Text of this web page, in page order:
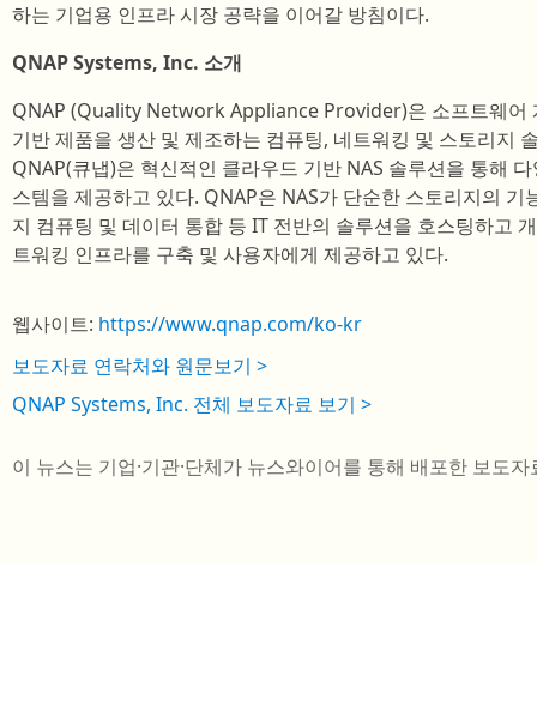
하는 기업용 인프라 시장 공략을 이어갈 방침이다.
QNAP Systems, Inc. 소개
QNAP (Quality Network Appliance Provider)은 소프트웨어
기반 제품을 생산 및 제조하는 컴퓨팅, 네트워킹 및 스토리지
QNAP(큐냅)은 혁신적인 클라우드 기반 NAS 솔루션을 통해
스템을 제공하고 있다. QNAP은 NAS가 단순한 스토리지의
지 컴퓨팅 및 데이터 통합 등 IT 전반의 솔루션을 호스팅하고
트워킹 인프라를 구축 및 사용자에게 제공하고 있다.
웹사이트: https://www.qnap.com/ko-kr
보도자료 연락처와 원문보기 >
QNAP Systems, Inc. 전체 보도자료 보기 >
이 뉴스는 기업·기관·단체가 뉴스와이어를 통해 배포한 보도